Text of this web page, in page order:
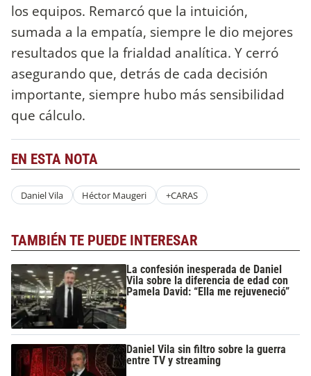
los equipos. Remarcó que la intuición,
sumada a la empatía, siempre le dio mejores
resultados que la frialdad analítica. Y cerró
asegurando que, detrás de cada decisión
importante, siempre hubo más sensibilidad
que cálculo.
EN ESTA NOTA
Daniel Vila Héctor Maugeri +CARAS
TAMBIÉN TE PUEDE INTERESAR
La confesión inesperada de Daniel
Vila sobre la diferencia de edad con
Pamela David: “Ella me rejuveneció”
Daniel Vila sin filtro sobre la guerra
entre TV y streaming